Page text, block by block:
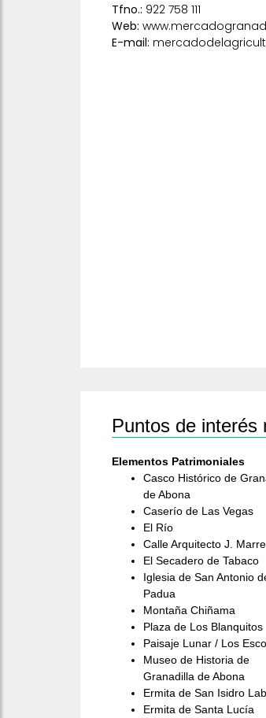
Tfno.: 922 758 111
Web:
E-mail:
Puntos de interés
Elementos Patrimoniales
Casco Histórico de
de Abona
Caserío de Las Vegas
El Río
Calle Arquitecto J.
El Secadero de Tabaco
Iglesia de San Antonio
Padua
Montaña Chiñama
Plaza de Los Blanquitos
Paisaje Lunar / Los
Museo de Historia de
Granadilla de Abona
Ermita de San Isidro
Ermita de Santa Lucía